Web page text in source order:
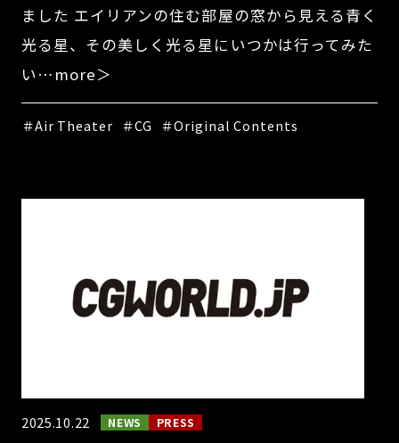
ました エイリアンの住む部屋の窓から見える青く
光る星、その美しく光る星にいつかは行ってみた
い…more＞
＃Air Theater ＃CG ＃Original Contents
2025.10.22 NEWS PRESS